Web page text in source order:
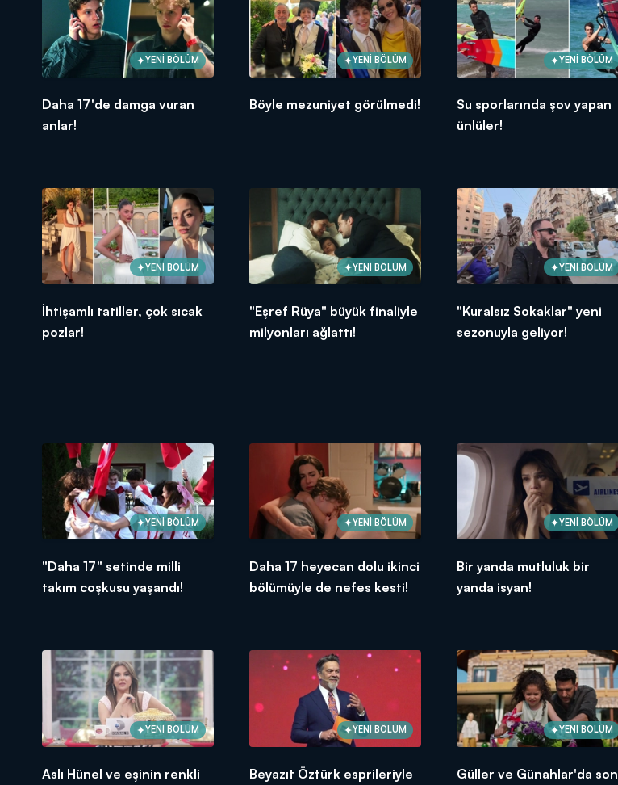
YENİ BÖLÜM
Daha 17'de damga vuran
anlar!
YENİ BÖLÜM
Böyle mezuniyet görülmedi!
YENİ BÖLÜM
Su sporlarında şov yapan
ünlüler!
YENİ BÖLÜM
İhtişamlı tatiller, çok sıcak
pozlar!
YENİ BÖLÜM
"Eşref Rüya" büyük finaliyle
milyonları ağlattı!
YENİ BÖLÜM
"Kuralsız Sokaklar" yeni
sezonuyla geliyor!
YENİ BÖLÜM
"Daha 17" setinde milli
takım coşkusu yaşandı!
YENİ BÖLÜM
Daha 17 heyecan dolu ikinci
bölümüyle de nefes kesti!
YENİ BÖLÜM
Bir yanda mutluluk bir
yanda isyan!
YENİ BÖLÜM
Aslı Hünel ve eşinin renkli
YENİ BÖLÜM
Beyazıt Öztürk esprileriyle
YENİ BÖLÜM
Güller ve Günahlar'da son